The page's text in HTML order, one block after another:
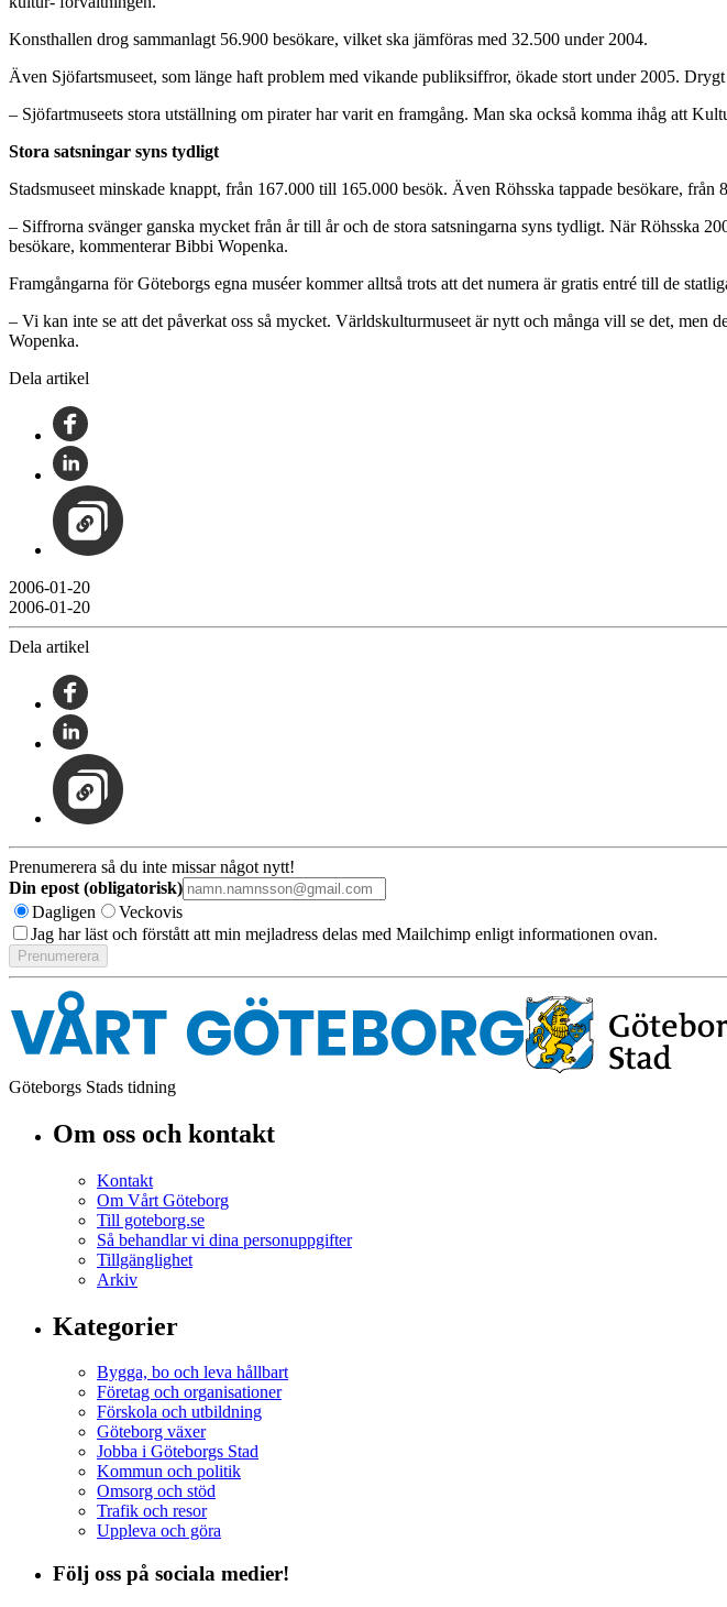
Konsthallen drog sammanlagt 56.900 besökare, vilket ska jämföras med 32.500 under 2004.
Även Sjöfartsmuseet, som länge haft problem med vikande publiksiffror, ökade stort under 2005.
– Sjöfartmuseets stora utställning om pirater har varit en framgång. Man ska också komma ihåg att
Stora satsningar syns tydligt
Stadsmuseet minskade knappt, från 167.000 till 165.000 besök. Även Röhsska tappade besökare, från
– Siffrorna svänger ganska mycket från år till år och de stora satsningarna syns tydligt. När Röhsska
besökare, kommenterar Bibbi Wopenka.
Framgångarna för Göteborgs egna muséer kommer alltså trots att det numera är gratis entré till de
– Vi kan inte se att det påverkat oss så mycket. Världskulturmuseet är nytt och många vill se det,
Wopenka.
Dela artikel
2006-01-20
2006-01-20
Dela artikel
Prenumerera så du inte missar något nytt!
Din epost (obligatorisk)
Dagligen
Veckovis
Jag har läst och förstått att min mejladress delas med Mailchimp enligt informationen ovan.
Göteborgs Stads tidning
Om oss och kontakt
Kontakt
Om Vårt Göteborg
Till goteborg.se
Så behandlar vi dina personuppgifter
Tillgänglighet
Arkiv
Kategorier
Bygga, bo och leva hållbart
Företag och organisationer
Förskola och utbildning
Göteborg växer
Jobba i Göteborgs Stad
Kommun och politik
Omsorg och stöd
Trafik och resor
Uppleva och göra
Följ oss på sociala medier!